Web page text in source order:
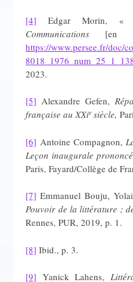
[4] Edgar Morin, «
Communications [en
https://www.persee.fr/doc/
2023.
[5] Alexandre Gefen,
française au XXie siècle,
[6] Antoine Compagnon,
Leçon inaugurale
Paris, Fayard/Collège de
[7] Emmanuel Bouju,
Pouvoir de la littérature ;
Rennes, PUR, 2019, p. 1.
[8] Ibid., p. 3.
[9] Yanick Lahens,